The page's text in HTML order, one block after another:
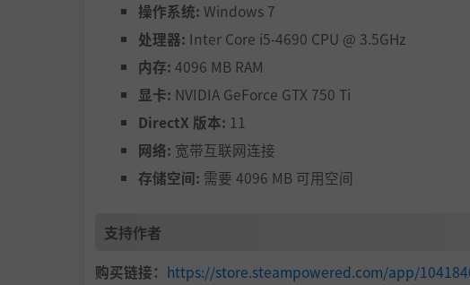
操作系统: Windows 7
处理器: Inter Core i5-4690 CPU @ 3.5GHz
内存: 4096 MB RAM
显卡: NVIDIA GeForce GTX 750 Ti
DirectX 版本: 11
网络: 宽带互联网连接
存储空间: 需要 4096 MB 可用空间
支持作者
购买链接： https://store.steampowered.com/app/